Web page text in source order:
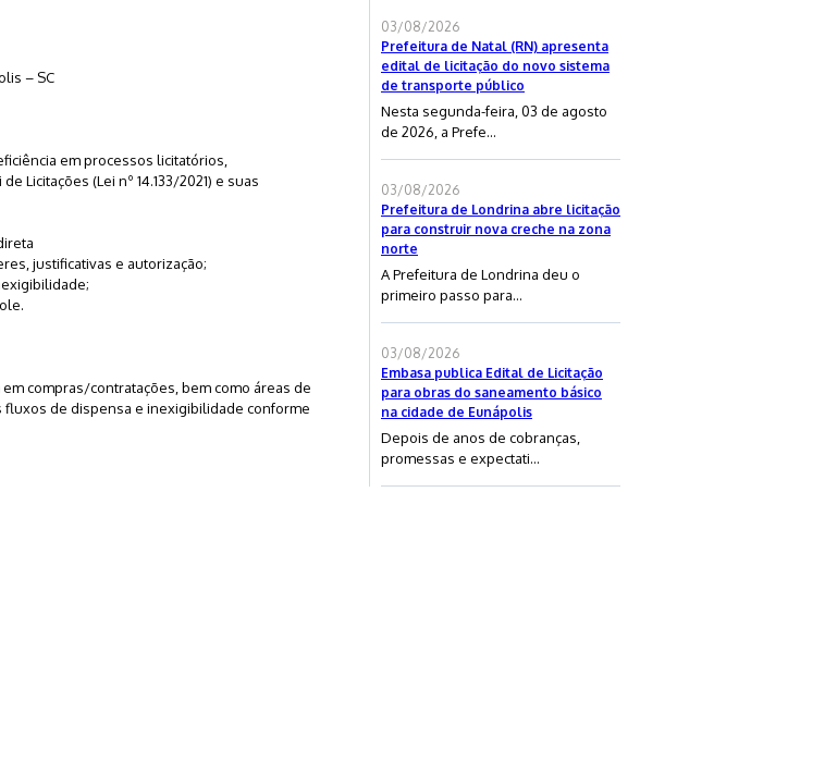
– SC
em processos licitatórios,
Licitações (Lei nº 14.133/2021) e suas
justificativas e autorização;
compras/contratações, bem como áreas de
de dispensa e inexigibilidade conforme
03/08/2026
Prefeitura de Natal (RN) apresenta
edital de licitação do novo sistema
de transporte público
Nesta segunda-feira, 03 de agosto
de 2026, a Prefe...
03/08/2026
Prefeitura de Londrina abre licitação
para construir nova creche na zona
norte
A Prefeitura de Londrina deu o
primeiro passo para...
03/08/2026
Embasa publica Edital de Licitação
para obras do saneamento básico
na cidade de Eunápolis
Depois de anos de cobranças,
promessas e expectati...